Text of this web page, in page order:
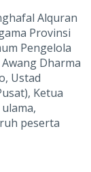
Alquran
Provinsi
Pengelola
Dharma
Ustad
Ketua
peserta